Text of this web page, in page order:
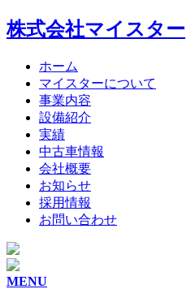
株式会社マイスター
ホーム
マイスターについて
事業内容
設備紹介
実績
中古車情報
会社概要
お知らせ
採用情報
お問い合わせ
MENU